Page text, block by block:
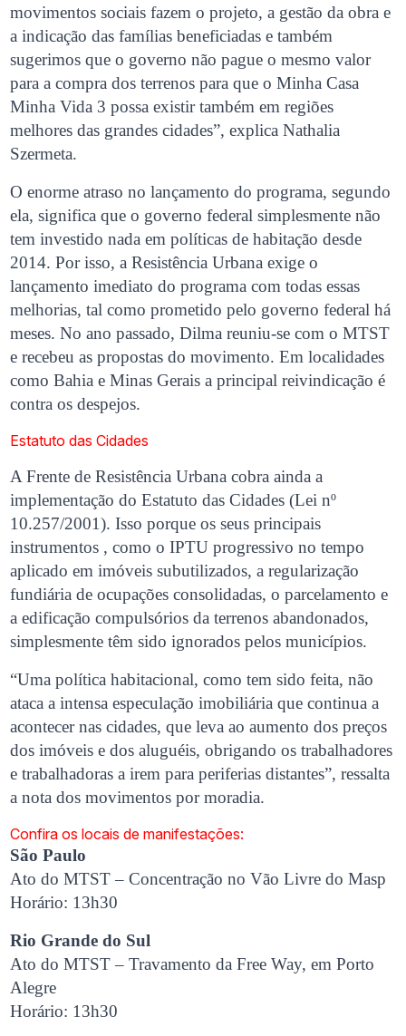
movimentos sociais fazem o projeto, a gestão da obra e
a indicação das famílias beneficiadas e também
sugerimos que o governo não pague o mesmo valor
para a compra dos terrenos para que o Minha Casa
Minha Vida 3 possa existir também em regiões
melhores das grandes cidades”, explica Nathalia
Szermeta.
O enorme atraso no lançamento do programa, segundo
ela, significa que o governo federal simplesmente não
tem investido nada em políticas de habitação desde
2014. Por isso, a Resistência Urbana exige o
lançamento imediato do programa com todas essas
melhorias, tal como prometido pelo governo federal há
meses. No ano passado, Dilma reuniu-se com o MTST
e recebeu as propostas do movimento. Em localidades
como Bahia e Minas Gerais a principal reivindicação é
contra os despejos.
Estatuto das Cidades
A Frente de Resistência Urbana cobra ainda a
implementação do Estatuto das Cidades (Lei nº
10.257/2001). Isso porque os seus principais
instrumentos , como o IPTU progressivo no tempo
aplicado em imóveis subutilizados, a regularização
fundiária de ocupações consolidadas, o parcelamento e
a edificação compulsórios da terrenos abandonados,
simplesmente têm sido ignorados pelos municípios.
“Uma política habitacional, como tem sido feita, não
ataca a intensa especulação imobiliária que continua a
acontecer nas cidades, que leva ao aumento dos preços
dos imóveis e dos aluguéis, obrigando os trabalhadores
e trabalhadoras a irem para periferias distantes”, ressalta
a nota dos movimentos por moradia.
Confira os locais de manifestações:
São Paulo
Ato do MTST – Concentração no Vão Livre do Masp
Horário: 13h30
Rio Grande do Sul
Ato do MTST – Travamento da Free Way, em Porto
Alegre
Horário: 13h30